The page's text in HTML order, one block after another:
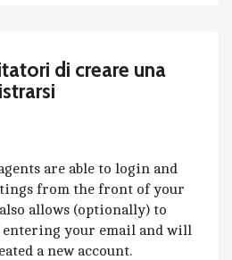
di creare una
are able to login and
from the front of your
allows (optionally) to
your email and will
a new account.